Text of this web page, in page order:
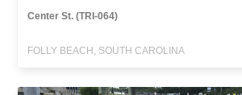
Center St. (TRI-064)
FOLLY BEACH, SOUTH CAROLINA